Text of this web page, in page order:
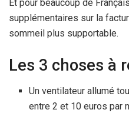
Et pour beaucoup de
supplémentaires sur la
sommeil plus supportable.
Les 3 choses à
Un ventilateur allumé
entre 2 et 10 euros par